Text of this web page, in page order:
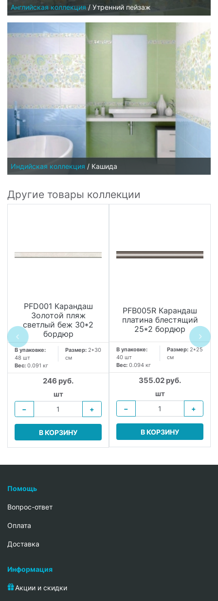
Английская коллекция / Утренний пейзаж
Индийская коллекция / Кашида
Другие товары коллекции
PFD001 Карандаш
Золотой пляж
светлый беж 30*2
бордюр
В упаковке:
48 шт
Размер: 2*30
см
Вес: 0.091 кг
246 руб.
шт
−
+
В КОРЗИНУ
PFB005R Карандаш
платина блестящий
25*2 бордюр
В упаковке:
40 шт
Размер: 2*25
см
Вес: 0.094 кг
355.02 руб.
шт
−
+
В КОРЗИНУ
Помощь
Вопрос-ответ
Oплата
Доставка
Информация
Акции и скидки